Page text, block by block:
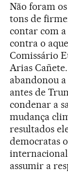
Não foram
tons de
contar com
contra o
Comissário
Arias
abandonou
antes de
condenar a
mudança
resultados
democratas
assumir a